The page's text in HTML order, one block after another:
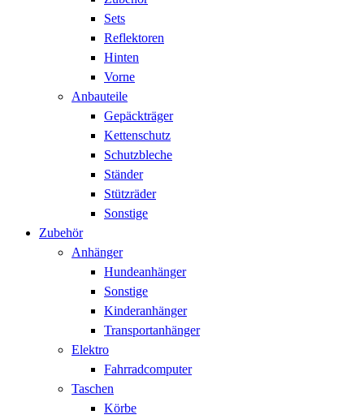
Sets
Reflektoren
Hinten
Vorne
Anbauteile
Gepäckträger
Kettenschutz
Schutzbleche
Ständer
Stützräder
Sonstige
Zubehör
Anhänger
Hundeanhänger
Sonstige
Kinderanhänger
Transportanhänger
Elektro
Fahrradcomputer
Taschen
Körbe